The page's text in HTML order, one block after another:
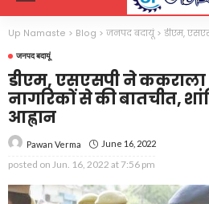
Up Namaste > Blog > जनपद बदायूं> डीएम, एसएसपी ने
जनपद बदायूं
डीएम, एसएसपी ने
नागरिकों से की बातचीत,
आह्वान
Pawan Verma June 16, 2022
posted on Jun. 16, 2022 at 7:56 pm